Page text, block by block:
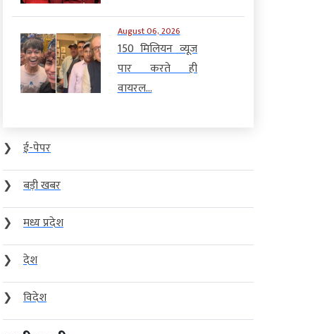
August 06, 2026
150 मिलियन व्यूज
पार करते ही
वायरल...
❯
ई-पेपर
❯
बड़ी खबर
❯
मध्य प्रदेश
❯
देश
❯
विदेश